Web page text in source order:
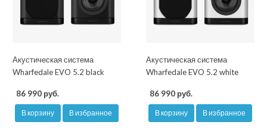
Акустическая система
Wharfedale EVO 5.2 black
86 990 руб.
В корзину В избранное
Акустическая система
Wharfedale EVO 5.2 white
86 990 руб.
В корзину В избранное